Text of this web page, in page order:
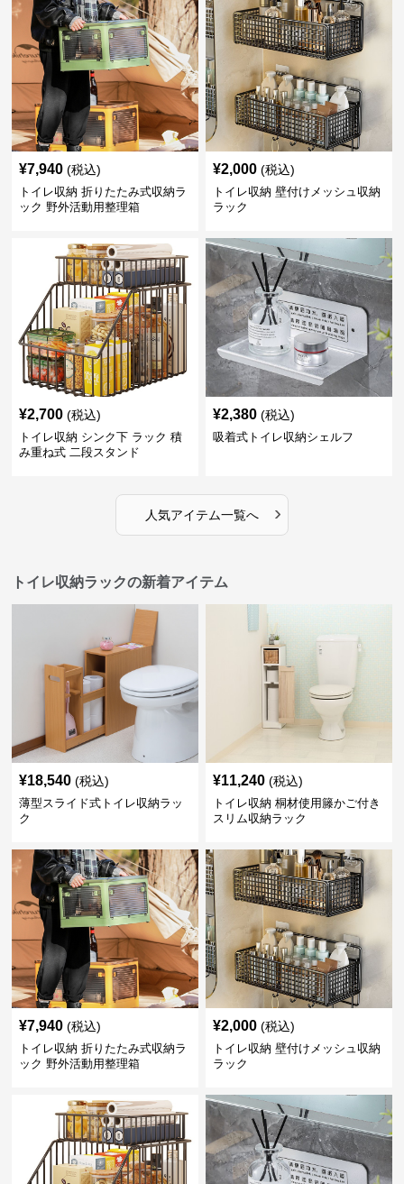
¥7,940 (税込)
トイレ収納 折りたたみ式収納ラ
ック 野外活動用整理箱
¥2,000 (税込)
トイレ収納 壁付けメッシュ収納
ラック
¥2,700 (税込)
トイレ収納 シンク下 ラック 積
み重ね式 二段スタンド
¥2,380 (税込)
吸着式トイレ収納シェルフ
人気アイテム一覧へ ›
トイレ収納ラックの新着アイテム
¥18,540 (税込)
薄型スライド式トイレ収納ラッ
ク
¥11,240 (税込)
トイレ収納 桐材使用籐かご付き
スリム収納ラック
¥7,940 (税込)
トイレ収納 折りたたみ式収納ラ
ック 野外活動用整理箱
¥2,000 (税込)
トイレ収納 壁付けメッシュ収納
ラック